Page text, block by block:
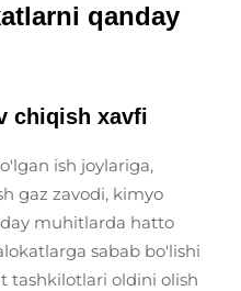
qanday
chiqish xavfi
ish joylariga,
gaz zavodi, kimyo
muhitlarda hatto
sabab bo'lishi
tashkilotlari oldini olish